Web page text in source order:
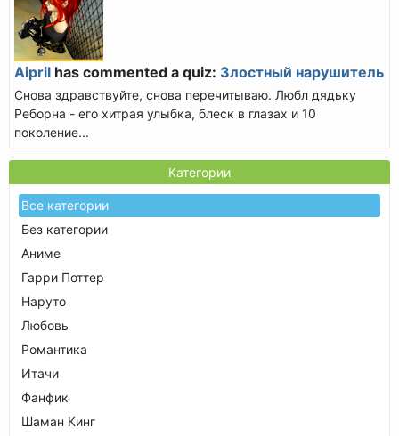
Aipril has commented a quiz: Злостный нарушитель
Снова здравствуйте, снова перечитываю. Любл дядьку
Реборна - его хитрая улыбка, блеск в глазах и 10
поколение...
Категории
Все категории
Без категории
Аниме
Гарри Поттер
Наруто
Любовь
Романтика
Итачи
Фанфик
Шаман Кинг